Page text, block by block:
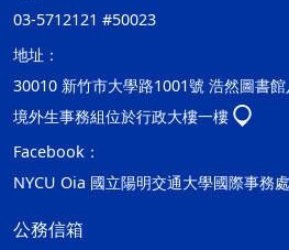
03-5712121 #50023
地址：
30010 新竹市大學路1001號 浩然圖書
境外生事務組位於行政大樓一樓
Facebook：
NYCU Oia 國立陽明交通大學國際事務
公務信箱